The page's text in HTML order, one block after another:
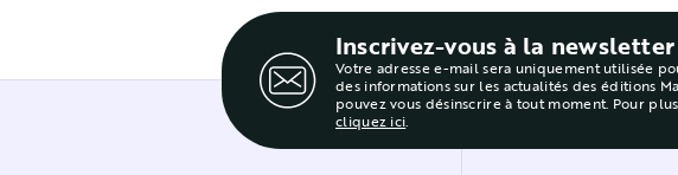
Inscrivez-vous à la newsletter
Votre adresse e-mail sera uniquement utilisée
des informations sur les actualités des éditions
pouvez vous désinscrire à tout moment. Pour
cliquez ici.